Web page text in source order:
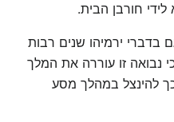
חורבן הבית.
בדברי ירמיהו שנים רבות
נבואה זו עוררה את המלך
להינצל במהלך מסע